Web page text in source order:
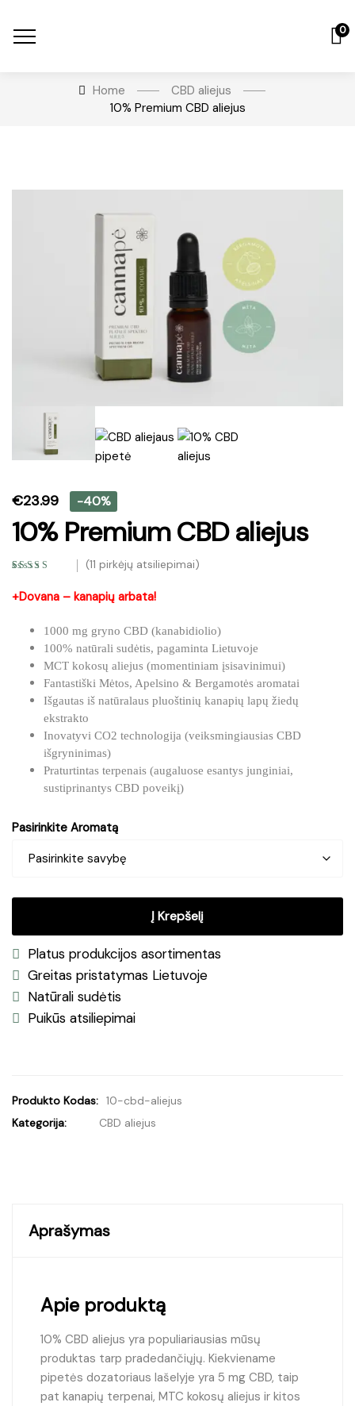
0
Home
CBD aliejus
10% Premium CBD aliejus
€23.99 -40%
10% Premium CBD aliejus
4.91
įvertinimų:)
(11 pirkėjų atsiliepimai)
+Dovana – kanapių arbata!
1000 mg gryno CBD (kanabidiolio)
100% natūrali sudėtis, pagaminta Lietuvoje
MCT kokosų aliejus (momentiniam įsisavinimui)
Fantastiški Mėtos, Apelsino & Bergamotės aromatai
Išgautas iš natūralaus pluoštinių kanapių lapų žiedų
ekstrakto
Inovatyvi CO2 technologija (veiksmingiausias CBD
išgryninimas)
Praturtintas terpenais (augaluose esantys junginiai,
sustiprinantys CBD poveikį)
Pasirinkite Aromatą
Į Krepšelį
Platus produkcijos asortimentas
Greitas pristatymas Lietuvoje
Natūrali sudėtis
Puikūs atsiliepimai
Produkto Kodas: 10-cbd-aliejus
Kategorija:
CBD aliejus
Aprašymas
Apie produktą
10% CBD aliejus yra populiariausias mūsų
produktas tarp pradedančiųjų. Kiekviename
pipetės dozatoriaus lašelyje yra 5 mg CBD, taip
pat kanapių terpenai, MTC kokosų aliejus ir kitos